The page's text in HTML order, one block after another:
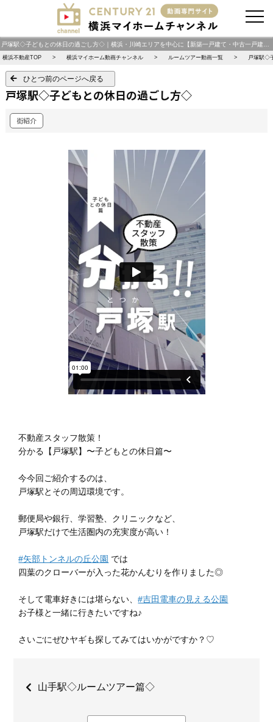
横浜不動産TOP 横浜マイホーム動画チャンネル ルームツアー動画一覧 戸塚駅◇
ひとつ前のページへ戻る
戸塚駅◇子どもとの休日の過ごし方◇
街紹介
不動産スタッフ散策！
分かる【戸塚駅】〜子どもとの休日篇〜
今今回ご紹介するのは、
戸塚駅とその周辺環境です。
郵便局や銀行、学習塾、クリニックなど、
戸塚駅だけで生活圏内の充実度が高い！
#矢部トンネルの丘公園 では
四葉のクローバーが入った花かんむりを作りました◎
そして電車好きには堪らない、#吉田電車の見える公園
お子様と一緒に行きたいですね♪
さいごにぜひヤギも探してみてはいかがですか？♡
山手駅◇ルームツアー篇◇